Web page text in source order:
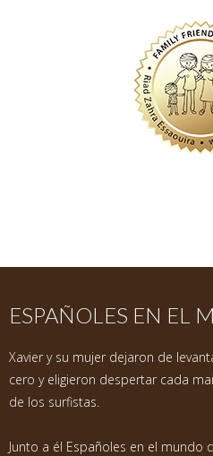
ESPAÑOLES EN EL
Xavier y su mujer dejaron de
cero y eligieron despertar cada
de los surfistas.
Junto a él Españoles en el